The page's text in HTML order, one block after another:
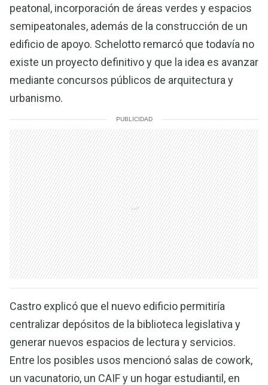
peatonal, incorporación de áreas verdes y espacios
semipeatonales, además de la construcción de un
edificio de apoyo. Schelotto remarcó que todavía no
existe un proyecto definitivo y que la idea es avanzar
mediante concursos públicos de arquitectura y
urbanismo.
PUBLICIDAD
Castro explicó que el nuevo edificio permitiría
centralizar depósitos de la biblioteca legislativa y
generar nuevos espacios de lectura y servicios.
Entre los posibles usos mencionó salas de cowork,
un vacunatorio, un CAIF y un hogar estudiantil, en